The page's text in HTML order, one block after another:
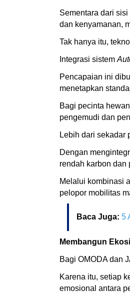
Sementara dari
dan kenyamanan,
Tak hanya itu,
Integrasi sistem
Pencapaian ini
menetapkan
Bagi pecinta
pengemudi dan
Lebih dari sekadar
Dengan
rendah karbon dan
Melalui kombinasi
pelopor mobilitas
Baca Juga: 5
Membangun
Bagi OMODA dan
Karena itu, setiap
emosional antara